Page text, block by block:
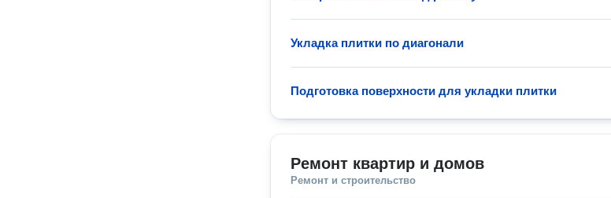
Укладка плитки по диагонали
Подготовка поверхности для укладки плитки
Ремонт квартир и домов
Ремонт и строительство